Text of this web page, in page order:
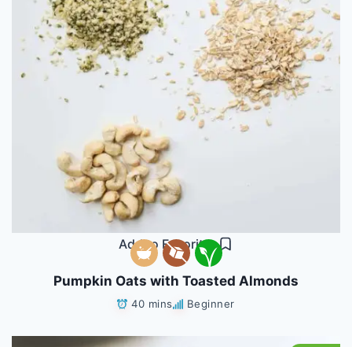
Add to Favorites
Pumpkin Oats with Toasted Almonds
40 mins Beginner